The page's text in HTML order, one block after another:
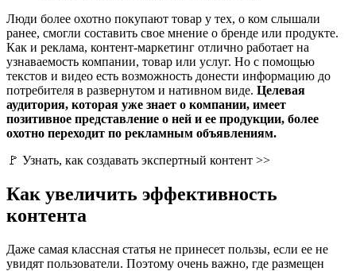
Люди более охотно покупают товар у тех, о ком слышали
ранее, смогли составить свое мнение о бренде или продукте.
Как и реклама, контент-маркетинг отлично работает на
узнаваемость компании, товар или услуг. Но с помощью
текстов и видео есть возможность донести информацию до
потребителя в развернутом и нативном виде. Целевая
аудитория, которая уже знает о компании, имеет
позитивное представление о ней и ее продукции, более
охотно переходит по рекламным объявлениям.
🚩 Узнать, как создавать экспертный контент >>
Как увеличить эффективность
контента
Даже самая классная статья не принесет пользы, если ее не
увидят пользователи. Поэтому очень важно, где размещен